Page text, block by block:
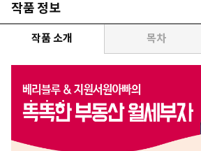
작품 정보
작품 소개 목차